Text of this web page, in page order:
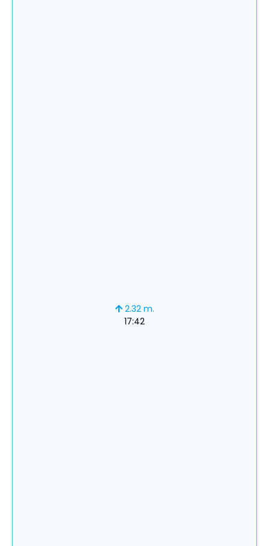
2.32 m.
17:42